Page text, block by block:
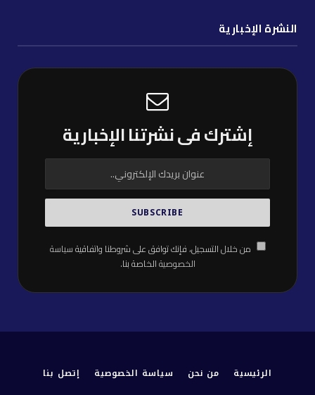
النشرة الإخبارية
إشترك فى نشرتنا الإخبارية
من خلال التسجيل، فإنك توافق على شروطنا واتفاقيةسياسة
الخصوصيةالخاصة بنا.
الرئيسية من نحن سياسة الخصوصية إتصل بنا